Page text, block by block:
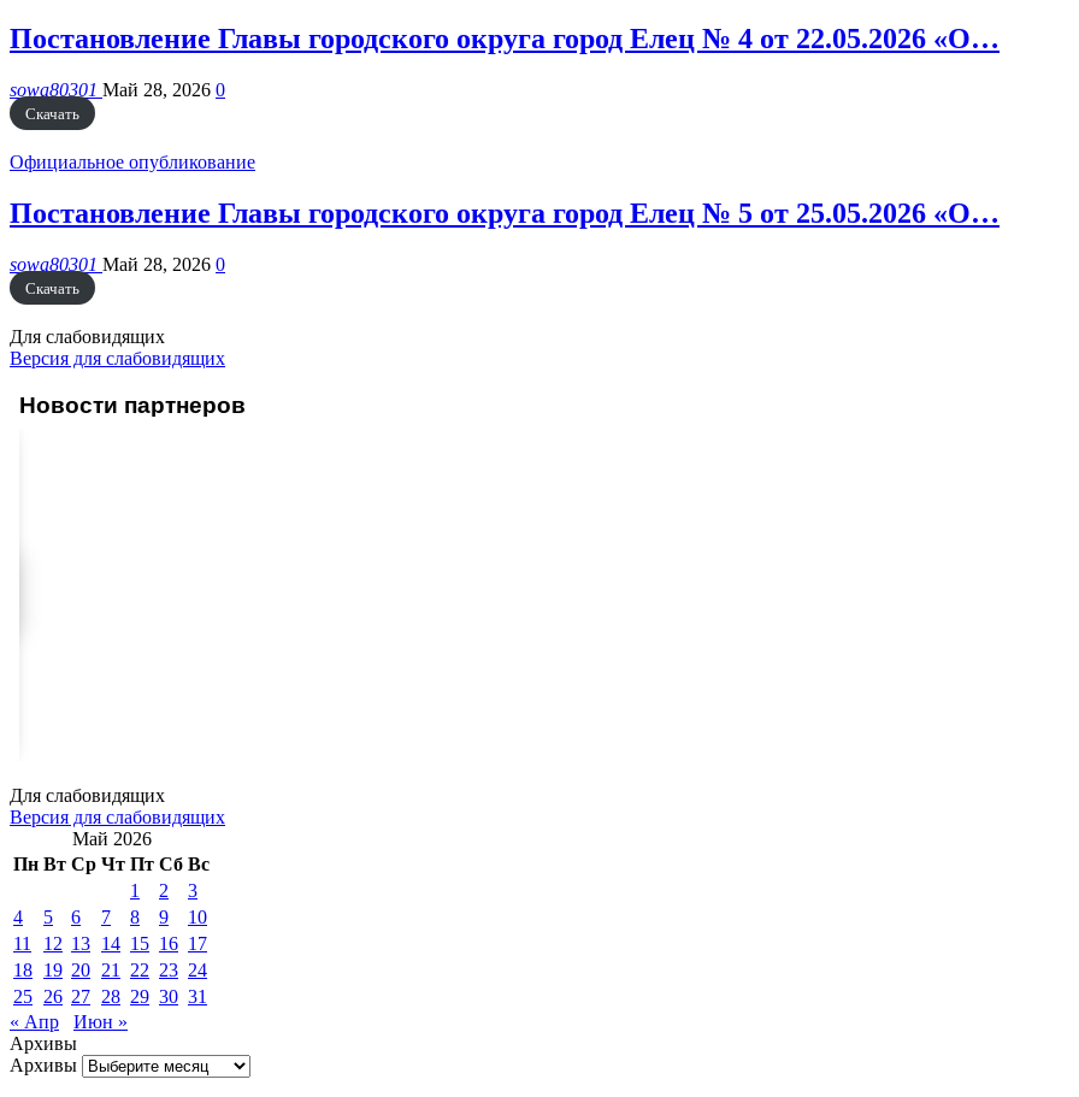
Постановление Главы городского округа город Елец № 4 от 22.05.2026 «О…
sowa80301 Май 28, 2026 0
Скачать
Официальное опубликование
Постановление Главы городского округа город Елец № 5 от 25.05.2026 «О…
sowa80301 Май 28, 2026 0
Скачать
Для слабовидящих
Версия для слабовидящих
Новости партнеров
Для слабовидящих
Версия для слабовидящих
Май 2026
Пн Вт Ср Чт Пт Сб Вс
1
2
3
4
5 6 7 8 9
10
11
12 13 14 15 16 17
18 19 20 21 22 23 24
25 26 27 28 29 30 31
« Апр
Июн »
Архивы
Архивы